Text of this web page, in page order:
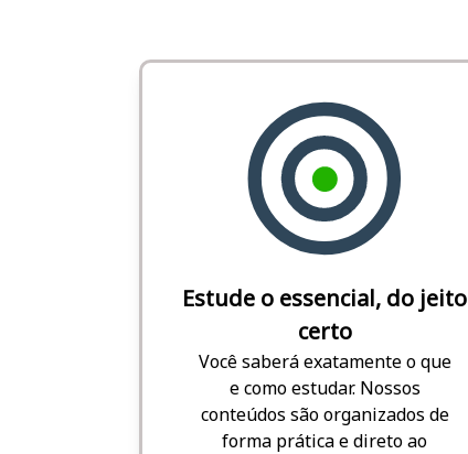
Estude o essencial, do jeito
certo
Você saberá exatamente o que
e como estudar. Nossos
conteúdos são organizados de
forma prática e direto ao